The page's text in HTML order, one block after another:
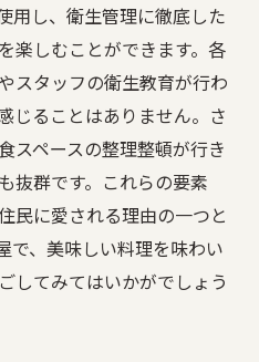
らリラックスする方法
い清潔感抜群の居酒屋
区居酒屋リスト
清潔さを体感できる居酒
潔な居酒屋の魅力
ぶべき清潔居酒屋
種区の居酒屋選び
用し、衛生管理に徹底した
楽しむことができます。各
スタッフの衛生教育が行わ
じることはありません。さ
スペースの整理整頓が行き
抜群です。これらの要素
民に愛される理由の一つと
で、美味しい料理を味わい
してみてはいかがでしょう